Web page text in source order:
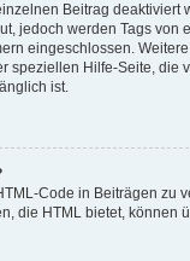
Beitrag deaktiviert
jedoch werden Tags von
eingeschlossen.
speziellen Hilfe-Seite, die
ist.
Code in Beiträgen zu
die HTML bietet, können